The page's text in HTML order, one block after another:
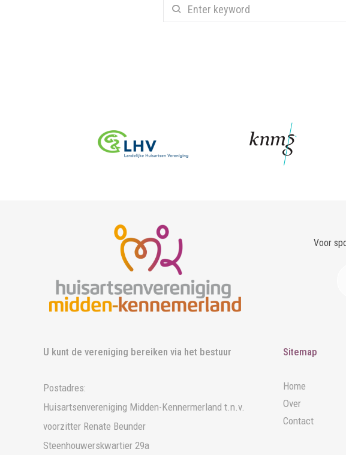
Voor
U kunt de vereniging bereiken via het bestuur
Postadres:
Huisartsenvereniging Midden-Kennermerland t.n.v.
voorzitter Renate Beunder
Steenhouwerskwartier 29a
Sitemap
Home
Over
Contact